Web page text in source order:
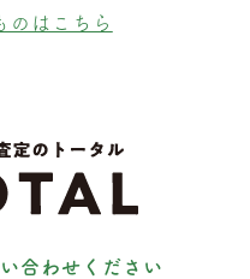
のはこちら
合わせください